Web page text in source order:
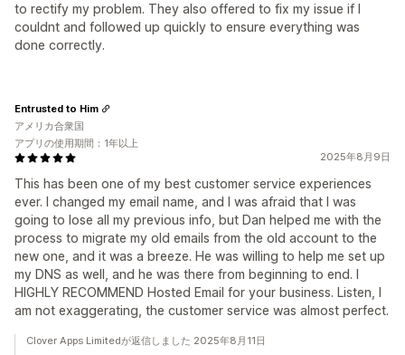
to rectify my problem. They also offered to fix my issue if I
couldnt and followed up quickly to ensure everything was
done correctly.
2025年8月9日
This has been one of my best customer service experiences
ever. I changed my email name, and I was afraid that I was
going to lose all my previous info, but Dan helped me with the
process to migrate my old emails from the old account to the
new one, and it was a breeze. He was willing to help me set up
my DNS as well, and he was there from beginning to end. I
HIGHLY RECOMMEND Hosted Email for your business. Listen, I
am not exaggerating, the customer service was almost perfect.
Entrusted to Him
アメリカ合衆国
アプリの使用期間：1年以上
Clover Apps Limitedが返信しました 2025年8月11日